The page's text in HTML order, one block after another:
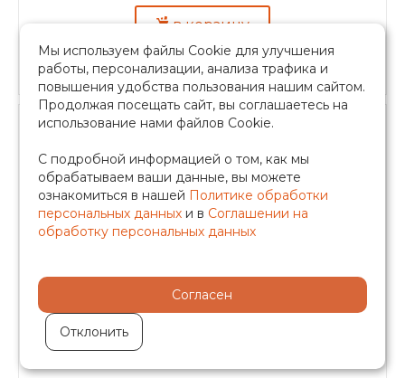
в корзину
Быстрый заказ
Насадка для сварки труб полипропилена
размер 20 мм, WM-S20
Мы используем файлы Cookie для улучшения
работы, персонализации, анализа трафика и
повышения удобства пользования нашим сайтом.
Продолжая посещать сайт, вы соглашаетесь на
использование нами файлов Cookie.
С подробной информацией о том, как мы
обрабатываем ваши данные, вы можете
ознакомиться в нашей Политике обработки
персональных данных и в Соглашении на
обработку персональных данных
Согласен
Отклонить